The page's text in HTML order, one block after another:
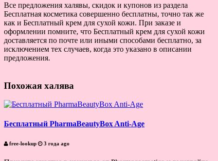
Все предложения халявы, скидок и купонов из раздела
Бесплатная косметика совершенно бесплатны, точно так же
как и Бесплатный крем для сухой кожи. При заказе и
оформлении помните, что Бесплатный крем для сухой кожи
доставляется по почте или иными способами бесплатно, за
исключением тех случаев, когда это указано в описании
предложения.
Похожая халява
Бесплатный PharmaBeautyBox Anti-Age
free-lookup 3 года ago